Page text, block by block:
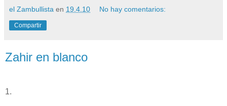
el Zambullista en 19.4.10 No hay comentarios:
Compartir
Zahir en blanco
1.